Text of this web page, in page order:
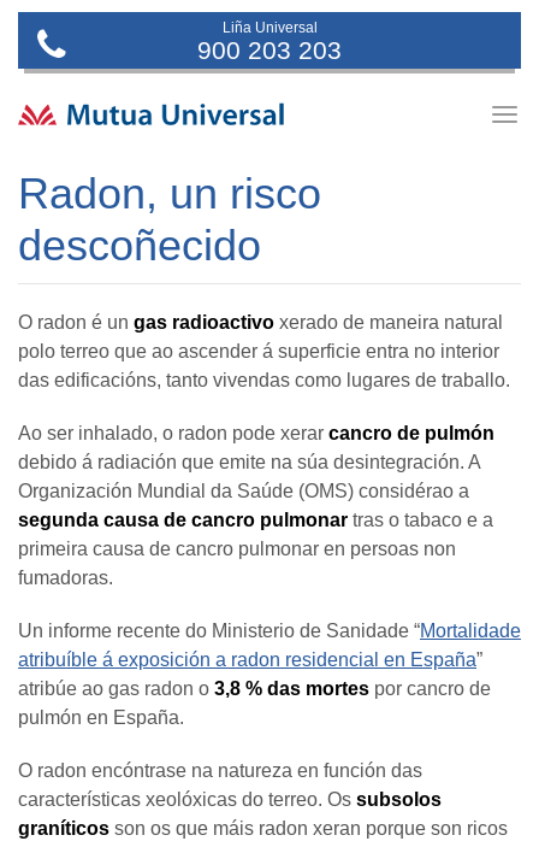
Liña Universal
900 203 203
Radon, un risco
descoñecido
O radon é un gas radioactivo xerado de maneira natural
polo terreo que ao ascender á superficie entra no interior
das edificacións, tanto vivendas como lugares de traballo.
Ao ser inhalado, o radon pode xerar cancro de pulmón
debido á radiación que emite na súa desintegración. A
Organización Mundial da Saúde (OMS) considérao a
segunda causa de cancro pulmonar tras o tabaco e a
primeira causa de cancro pulmonar en persoas non
fumadoras.
Un informe recente do Ministerio de Sanidade “Mortalidade
atribuíble á exposición a radon residencial en España”
atribúe ao gas radon o 3,8 % das mortes por cancro de
pulmón en España.
O radon encóntrase na natureza en función das
características xeolóxicas do terreo. Os subsolos
graníticos son os que máis radon xeran porque son ricos